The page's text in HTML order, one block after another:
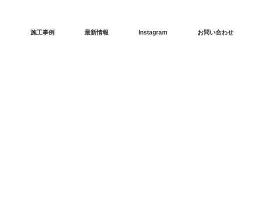
施工事例 最新情報 Instagram お問い合わせ